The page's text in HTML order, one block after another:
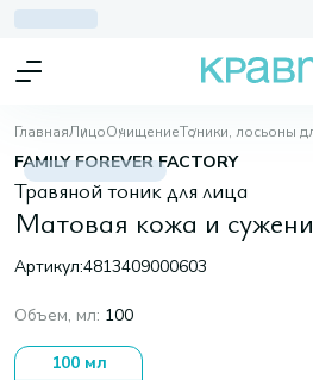
ГлавнаяЛицоОчищениеТоники, лосьоны
FAMILY FOREVER FACTORY
Травяной тоник для лица
Матовая кожа и
Артикул:4813409000603
Объем, мл: 100
100 мл